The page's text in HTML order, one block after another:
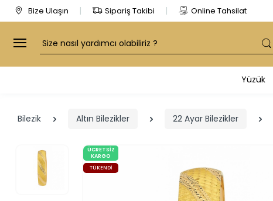
Bize Ulaşın Sipariş Takibi Online Tahsilat
Arama
Yüzük
Bilezik Altın Bilezikler 22 Ayar Bilezikler
ÜCRETSIZ
KARGO
TÜKENDI